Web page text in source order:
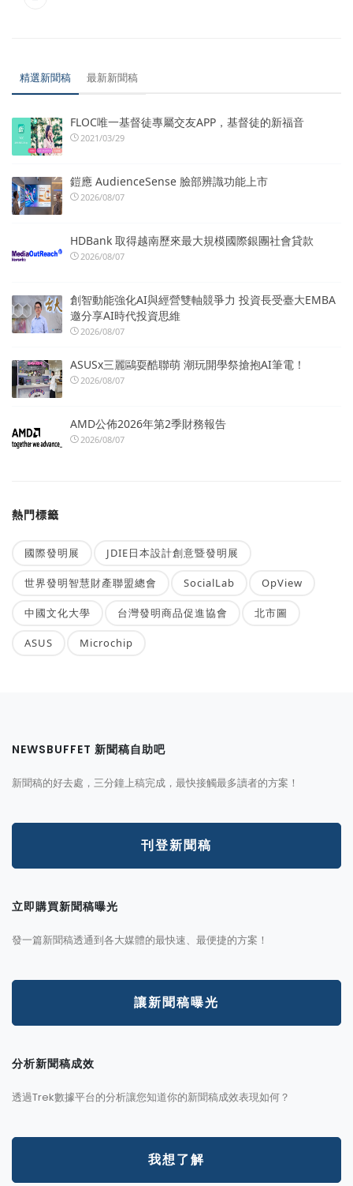
精選新聞稿 最新新聞稿
FLOC唯一基督徒專屬交友APP，基督徒的新福音
2021/03/29
鎧應 AudienceSense 臉部辨識功能上市
2026/08/07
HDBank 取得越南歷來最大規模國際銀團社會貸款
2026/08/07
創智動能強化AI與經營雙軸競爭力 投資長受臺大EMBA
邀分享AI時代投資思維
2026/08/07
ASUSx三麗鷗耍酷聯萌 潮玩開學祭搶抱AI筆電！
2026/08/07
AMD公佈2026年第2季財務報告
2026/08/07
熱門標籤
國際發明展 JDIE日本設計創意暨發明展
世界發明智慧財產聯盟總會 SocialLab OpView
中國文化大學 台灣發明商品促進協會 北市圖
ASUS Microchip
NEWSBUFFET 新聞稿自助吧
新聞稿的好去處，三分鐘上稿完成，最快接觸最多讀者的方案！
刊登新聞稿
立即購買新聞稿曝光
發一篇新聞稿透通到各大媒體的最快速、最便捷的方案！
讓新聞稿曝光
分析新聞稿成效
透過Trek數據平台的分析讓您知道你的新聞稿成效表現如何？
我想了解